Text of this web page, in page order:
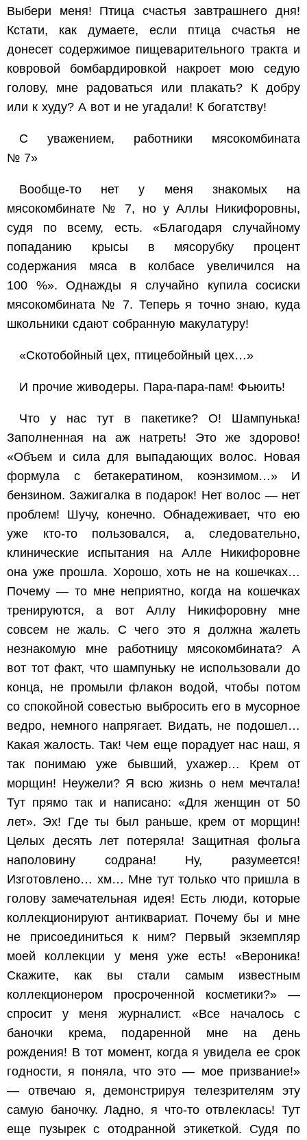
Выбери меня! Птица счастья завтрашнего дня!
Кстати, как думаете, если птица счастья не
донесет содержимое пищеварительного тракта и
ковровой бомбардировкой накроет мою седую
голову, мне радоваться или плакать? К добру
или к худу? А вот и не угадали! К богатству!
С уважением, работники мясокомбината
№ 7»
Вообще-то нет у меня знакомых на
мясокомбинате № 7, но у Аллы Никифоровны,
судя по всему, есть. «Благодаря случайному
попаданию крысы в мясорубку процент
содержания мяса в колбасе увеличился на
100 %». Однажды я случайно купила сосиски
мясокомбината № 7. Теперь я точно знаю, куда
школьники сдают собранную макулатуру!
«Скотобойный цех, птицебойный цех…»
И прочие живодеры. Пара-пара-пам! Фьюить!
Что у нас тут в пакетике? О! Шампунька!
Заполненная на аж натреть! Это же здорово!
«Объем и сила для выпадающих волос. Новая
формула с бетакератином, коэнзимом…» И
бензином. Зажигалка в подарок! Нет волос — нет
проблем! Шучу, конечно. Обнадеживает, что ею
уже кто-то пользовался, а, следовательно,
клинические испытания на Алле Никифоровне
она уже прошла. Хорошо, хоть не на кошечках…
Почему — то мне неприятно, когда на кошечках
тренируются, а вот Аллу Никифоровну мне
совсем не жаль. С чего это я должна жалеть
незнакомую мне работницу мясокомбината? А
вот тот факт, что шампуньку не использовали до
конца, не промыли флакон водой, чтобы потом
со спокойной совестью выбросить его в мусорное
ведро, немного напрягает. Видать, не подошел…
Какая жалость. Так! Чем еще порадует нас наш, я
так понимаю уже бывший, ухажер… Крем от
морщин! Неужели? Я всю жизнь о нем мечтала!
Тут прямо так и написано: «Для женщин от 50
лет». Эх! Где ты был раньше, крем от морщин!
Целых десять лет потеряла! Защитная фольга
наполовину содрана! Ну, разумеется!
Изготовлено… хм… Мне тут только что пришла в
голову замечательная идея! Есть люди, которые
коллекционируют антиквариат. Почему бы и мне
не присоединиться к ним? Первый экземпляр
моей коллекции у меня уже есть! «Вероника!
Скажите, как вы стали самым известным
коллекционером просроченной косметики?» —
спросит у меня журналист. «Все началось с
баночки крема, подаренной мне на день
рождения! В тот момент, когда я увидела ее срок
годности, я поняла, что это — мое призвание!»
— отвечаю я, демонстрируя телезрителям эту
самую баночку. Ладно, я что-то отвлеклась! Тут
еще пузырек с отодранной этикеткой. Судя по